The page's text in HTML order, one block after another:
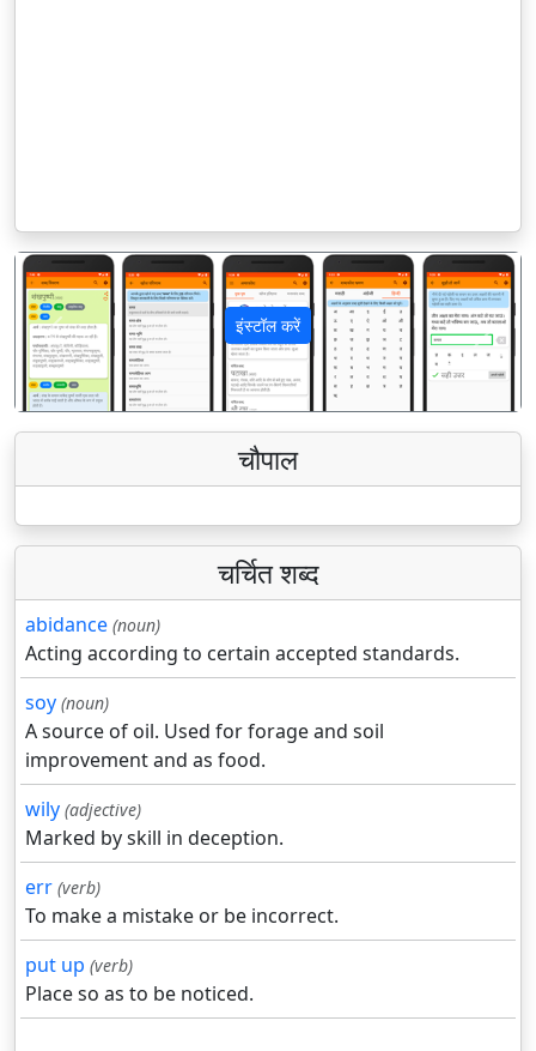
इंस्टॉल करें
पिछला अगला
चौपाल
चर्चित शब्द
abidance (noun)
Acting according to certain accepted standards.
soy (noun)
A source of oil. Used for forage and soil
improvement and as food.
wily (adjective)
Marked by skill in deception.
err (verb)
To make a mistake or be incorrect.
put up (verb)
Place so as to be noticed.